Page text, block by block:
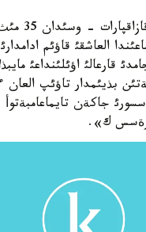
استانا.
العاشقئ قاؤئم
قارعالئ اؤئلئنداعئ
بذيئمدار تاؤئپ العان
جاكةن
ك».